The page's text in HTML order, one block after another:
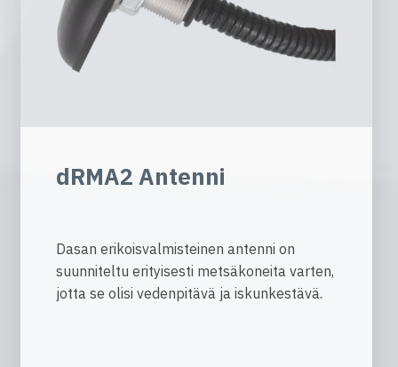
dRMA2 Antenni
Dasan erikoisvalmisteinen antenni on
suunniteltu erityisesti metsäkoneita varten,
jotta se olisi vedenpitävä ja iskunkestävä.